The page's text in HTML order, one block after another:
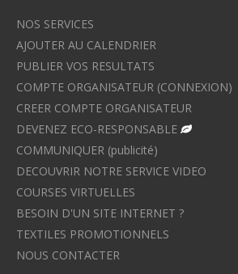
NOS SERVICES
AJOUTER AU CALENDRIER
PUBLIER VOS RESULTATS
COMPTE ORGANISATEUR (CONNEXION)
CREER COMPTE ORGANISATEUR
DEVENEZ ECO-RESPONSABLE
COMMUNIQUER (publicité)
DECOUVRIR NOTRE SERVICE VIDEO
COURSES VIRTUELLES
BESOIN D'UN SITE INTERNET ?
TEXTILES PROMOTIONNELS
NOUS CONTACTER